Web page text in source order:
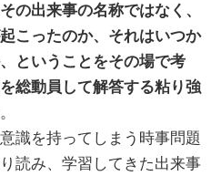
の出来事の名称ではなく、
こったのか、それはいつか
ということをその場で考
総動員して解答する粘り強
識を持ってしまう時事問題
読み、学習してきた出来事